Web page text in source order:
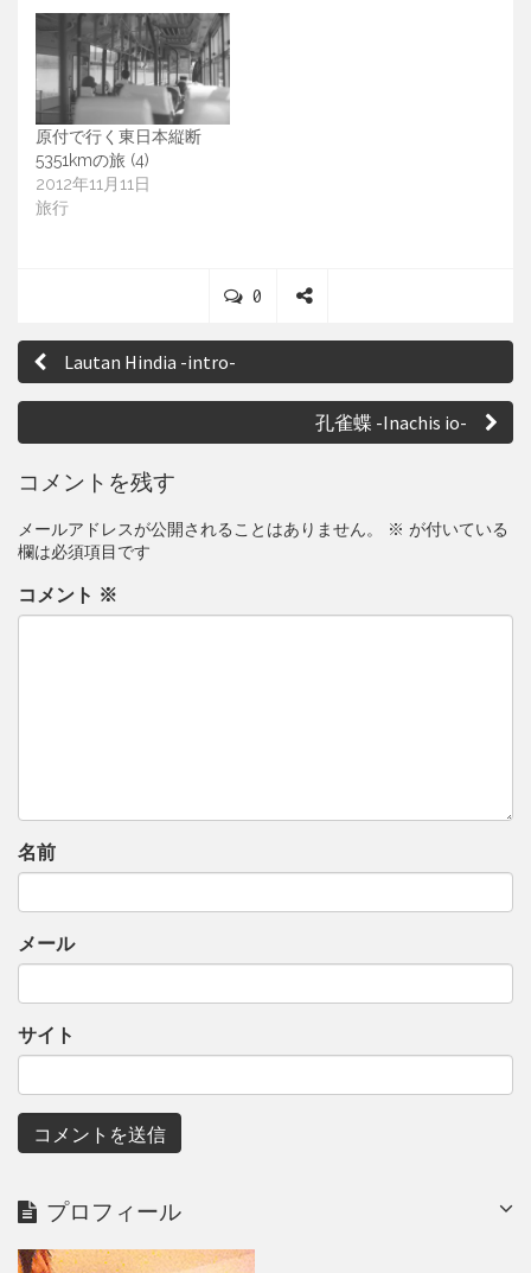
原付で行く東日本縦断
5351kmの旅 (4)
2012年11月11日
旅行
0C
m
t
h
投
稿
ゲ
ー
シ
ョ
Lautan Hindia -intro-
孔雀蝶 -Inachis io-
コメントを残す
メールアドレスが公開されることはありません。 ※ が付いている
欄は必須項目です
コメント ※
名前
メール
サイト
プロフィール